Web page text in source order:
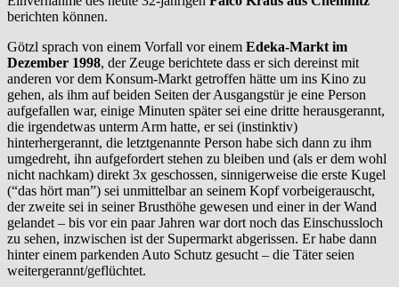
berichten können.
Götzl sprach von einem Vorfall vor einem Edeka-Markt im
Dezember 1998, der Zeuge berichtete dass er sich dereinst mit
anderen vor dem Konsum-Markt getroffen hätte um ins Kino zu
gehen, als ihm auf beiden Seiten der Ausgangstür je eine Person
aufgefallen war, einige Minuten später sei eine dritte herausgerannt,
die irgendetwas unterm Arm hatte, er sei (instinktiv)
hinterhergerannt, die letztgenannte Person habe sich dann zu ihm
umgedreht, ihn aufgefordert stehen zu bleiben und (als er dem wohl
nicht nachkam) direkt 3x geschossen, sinnigerweise die erste Kugel
(“das hört man”) sei unmittelbar an seinem Kopf vorbeigerauscht,
der zweite sei in seiner Brusthöhe gewesen und einer in der Wand
gelandet – bis vor ein paar Jahren war dort noch das Einschussloch
zu sehen, inzwischen ist der Supermarkt abgerissen. Er habe dann
hinter einem parkenden Auto Schutz gesucht – die Täter seien
weitergerannt/geflüchtet.